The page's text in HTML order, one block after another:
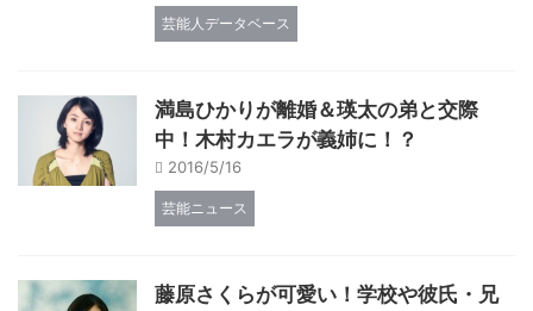
芸能人データベース
満島ひかりが離婚＆瑛太の弟と交際
中！木村カエラが義姉に！？
2016/5/16
芸能ニュース
藤原さくらが可愛い！学校や彼氏・兄